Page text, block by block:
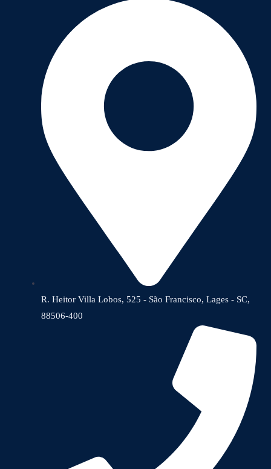
R. Heitor Villa Lobos, 525 - São Francisco, Lages - SC,
88506-400